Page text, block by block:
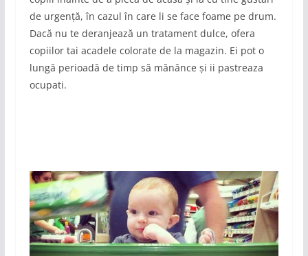
de urgență, în cazul în care li se face foame pe drum.
Dacă nu te deranjează un tratament dulce, ofera
copiilor tai acadele colorate de la magazin. Ei pot o
lungă perioadă de timp să mănânce și ii pastreaza
ocupati.